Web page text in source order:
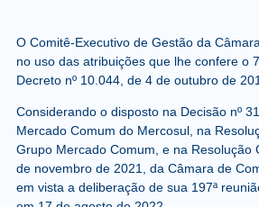
O Comitê-Executivo de Gestão da
no uso das atribuições que lhe confere o
Decreto nº 10.044, de 4 de outubro de
Considerando o disposto na Decisão nº
Mercado Comum do Mercosul, na
Grupo Mercado Comum, e na Resolução
de novembro de 2021, da Câmara de
em vista a deliberação de sua 197ª